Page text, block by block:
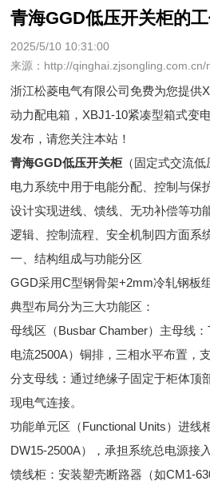
青海GGD低压开关柜的
2025/5/10 10:31:00
来源：http://
浙江松菱电气有限公司免费为您提供
动力配电箱，XBJ1-10紧凑型箱式变
发布，请您关注本站！
青海GGD低压开关柜（固定式交流低
电力系统中用于电能分配、控制与保
设计实现进线、馈线、无功补偿等功
逻辑、控制流程、安全机制四方面系
一、结构组成与功能分区
GGD采用C型钢骨架+2mm冷轧钢板
典型布局分为三大功能区：
母线区（Busbar Chamber）主母线
电流2500A）铜排，三相水平布置，
分支母线：通过绝缘子固定于柜体顶
现电气连接。
功能单元区（Functional Units）进线
DW15-2500A），承担系统总电源接
馈线柜：安装塑壳断路器（如CM1-